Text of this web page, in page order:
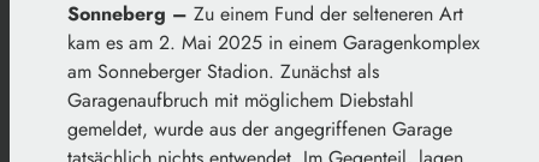
Sonneberg – Zu einem Fund der selteneren Art
kam es am 2. Mai 2025 in einem Garagenkomplex
am Sonneberger Stadion. Zunächst als
Garagenaufbruch mit möglichem Diebstahl
gemeldet, wurde aus der angegriffenen Garage